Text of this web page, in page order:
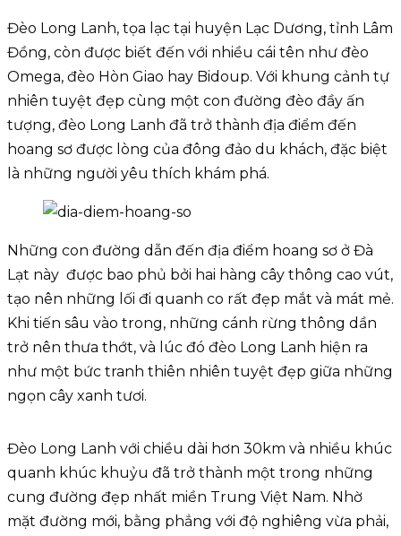
Đèo Long Lanh, tọa lạc tại huyện Lạc Dương, tỉnh Lâm
Đồng, còn được biết đến với nhiều cái tên như đèo
Omega, đèo Hòn Giao hay Bidoup. Với khung cảnh tự
nhiên tuyệt đẹp cùng một con đường đèo đầy ấn
tượng, đèo Long Lanh đã trở thành địa điểm đến
hoang sơ được lòng của đông đảo du khách, đặc biệt
là những người yêu thích khám phá.
Những con đường dẫn đến địa điểm hoang sơ ở Đà
Lạt này được bao phủ bởi hai hàng cây thông cao vút,
tạo nên những lối đi quanh co rất đẹp mắt và mát mẻ.
Khi tiến sâu vào trong, những cánh rừng thông dần
trở nên thưa thớt, và lúc đó đèo Long Lanh hiện ra
như một bức tranh thiên nhiên tuyệt đẹp giữa những
ngọn cây xanh tươi.
Đèo Long Lanh với chiều dài hơn 30km và nhiều khúc
quanh khúc khuỷu đã trở thành một trong những
cung đường đẹp nhất miền Trung Việt Nam. Nhờ
mặt đường mới, bằng phẳng với độ nghiêng vừa phải,